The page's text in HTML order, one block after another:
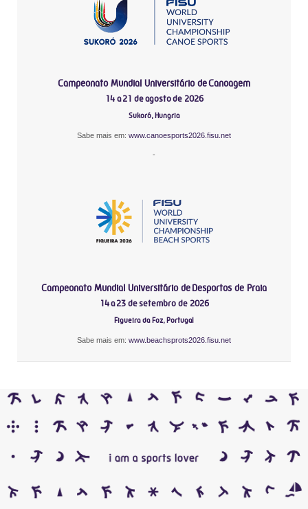
Campeonato Mundial Universitário de Canoagem
14 a 21 de agosto de 2026
Sukoró, Hungria
Sabe mais em: www.canoesports2026.fisu.net
-
Campeonato Mundial Universitário de Desportos de Praia
14 a 23 de setembro de 2026
Figueira da Foz, Portugal
Sabe mais em: www.beachsprots2026.fisu.net